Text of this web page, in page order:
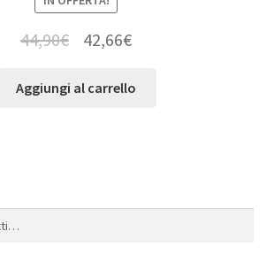
44,90€ 42,66€
Aggiungi al carrello